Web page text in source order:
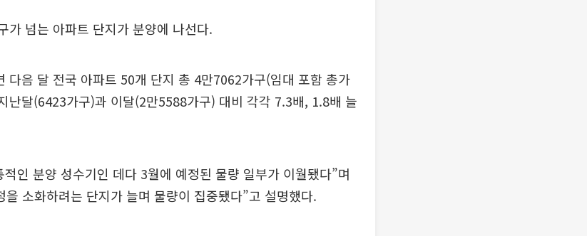
가 넘는 아파트 단지가 분양에 나선다.
다음 달 전국 아파트 50개 단지 총 4만7062가구(임대 포함 총가
난달(6423가구)과 이달(2만5588가구) 대비 각각 7.3배, 1.8배 늘
인 분양 성수기인 데다 3월에 예정된 물량 일부가 이월됐다”며
소화하려는 단지가 늘며 물량이 집중됐다”고 설명했다.